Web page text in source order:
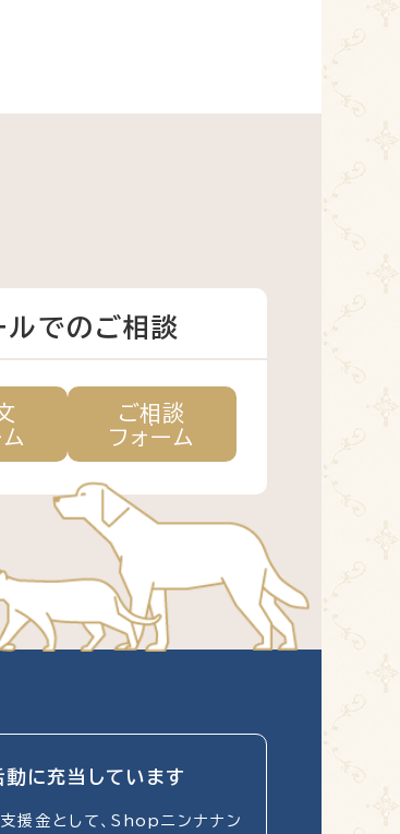
ルでのご相談
ご相談
フォーム
動に充当しています
援金として、Shopニンナナン